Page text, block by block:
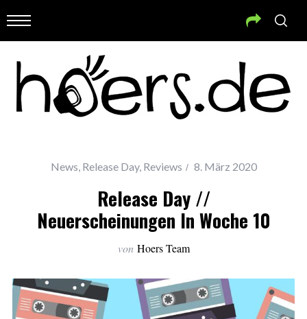
News, Release Day, Reviews 8. März 2020
Release Day //
Neuerscheinungen In Woche 10
von Hoers Team